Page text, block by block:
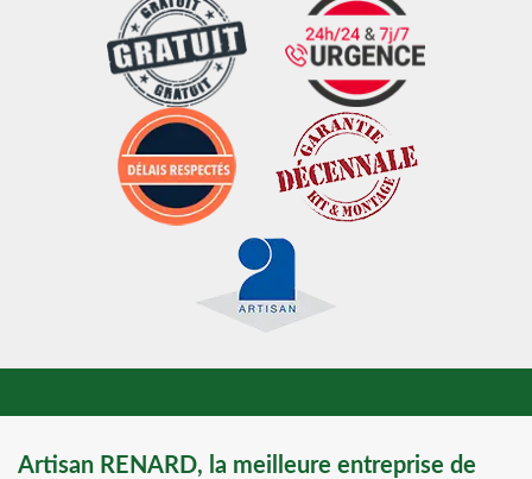
Artisan RENARD, la meilleure entreprise de